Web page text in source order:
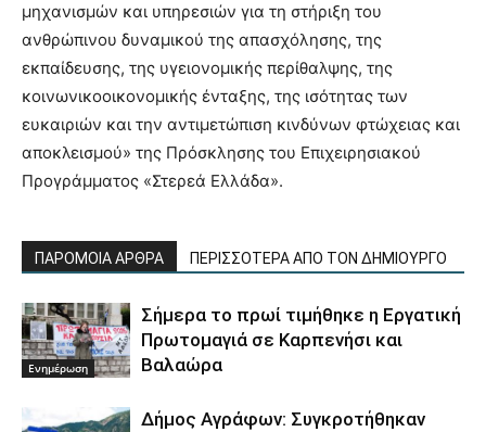
μηχανισμών και υπηρεσιών για τη στήριξη του
ανθρώπινου δυναμικού της απασχόλησης, της
εκπαίδευσης, της υγειονομικής περίθαλψης, της
κοινωνικοοικονομικής ένταξης, της ισότητας των
ευκαιριών και την αντιμετώπιση κινδύνων φτώχειας και
αποκλεισμού» της Πρόσκλησης του Επιχειρησιακού
Προγράμματος «Στερεά Ελλάδα».
ΠΑΡΟΜΟΙΑ ΑΡΘΡΑ ΠΕΡΙΣΣΟΤΕΡΑ ΑΠΟ ΤΟΝ ΔΗΜΙΟΥΡΓΟ
Ενημέρωση
Σήμερα το πρωί τιμήθηκε η Εργατική
Πρωτομαγιά σε Καρπενήσι και
Βαλαώρα
Δήμος Αγράφων: Συγκροτήθηκαν